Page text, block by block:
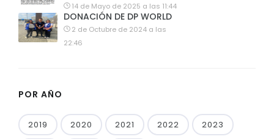
14 de Mayo de 2025 a las 11:44
DONACIÓN DE DP WORLD
2 de Octubre de 2024 a las
22:46
POR AÑO
2019 2020 2021 2022 2023